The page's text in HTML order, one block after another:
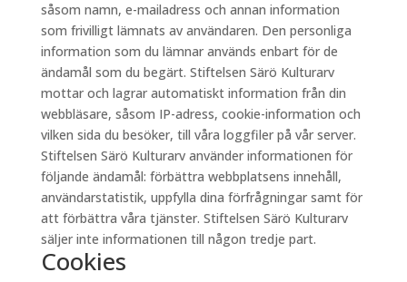
såsom namn, e-mailadress och annan information
som frivilligt lämnats av användaren. Den personliga
information som du lämnar används enbart för de
ändamål som du begärt. Stiftelsen Särö Kulturarv
mottar och lagrar automatiskt information från din
webbläsare, såsom IP-adress, cookie-information och
vilken sida du besöker, till våra loggfiler på vår server.
Stiftelsen Särö Kulturarv använder informationen för
följande ändamål: förbättra webbplatsens innehåll,
användarstatistik, uppfylla dina förfrågningar samt för
att förbättra våra tjänster. Stiftelsen Särö Kulturarv
säljer inte informationen till någon tredje part.
Cookies